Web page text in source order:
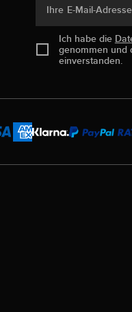
Ihre E-Mail-Adresse
Ich habe die
genommen und
einverstanden.